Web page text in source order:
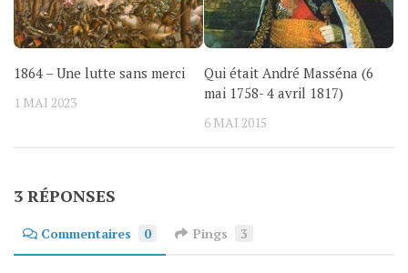
1864 – Une lutte sans merci
1 MAI 2023
Qui était André Masséna (6
mai 1758- 4 avril 1817)
6 MAI 2015
3 RÉPONSES
Commentaires 0 Pings 3